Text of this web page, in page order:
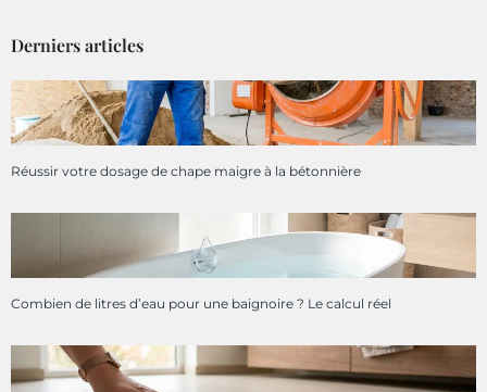
Derniers articles
Réussir votre dosage de chape maigre à la bétonnière
Combien de litres d’eau pour une baignoire ? Le calcul réel